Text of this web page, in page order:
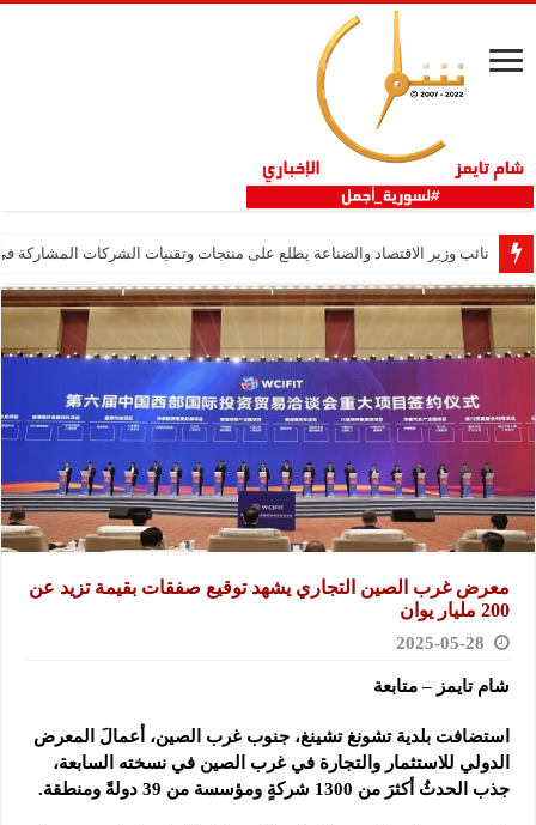
نائب وزير الاقتصاد والصناعة يطلع على منتجات وتقنيات الشركات المشاركة في
معرض غرب الصين التجاري يشهد توقيع صفقات بقيمة تزيد عن
200 مليار يوان
2025-05-28
شام تايمز – متابعة
استضافت بلدية تشونغ تشينغ، جنوب غرب الصين، أعمالَ المعرض
الدولي للاستثمار والتجارة في غرب الصين في نسخته السابعة،
جذب الحدثُ أكثرَ من 1300 شركةٍ ومؤسسة من 39 دولةً ومنطقة.